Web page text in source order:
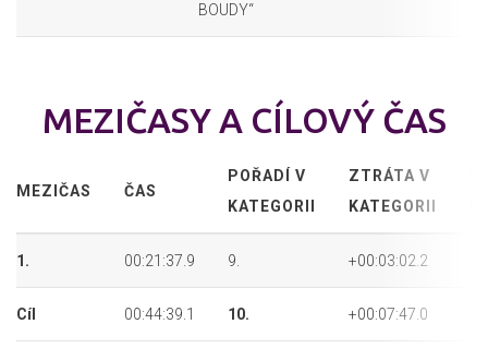
BOUDY“
MEZIČASY A CÍLOVÝ ČAS
MEZIČAS ČAS
POŘADÍ V
KATEGORII
ZTRÁTA V
KATEGORII
1. 00:21:37.9 9. +00:03:02.2
Cíl 00:44:39.1 10. +00:07:47.0